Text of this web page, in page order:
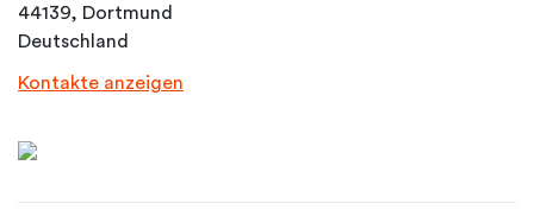
44139, Dortmund
Deutschland
Kontakte anzeigen